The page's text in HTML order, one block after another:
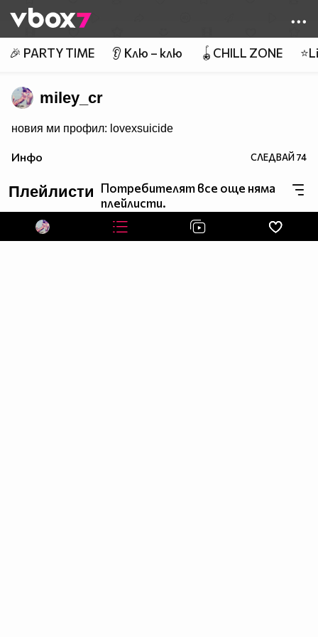
👾
🎉 PARTY TIME 👂 Клю – клю 🪀CHILL ZONE
miley_cr
новия ми профил: lovexsuicide
Инфо СЛЕДВАЙ74
Плейлисти Потребителят все още няма
плейлисти.